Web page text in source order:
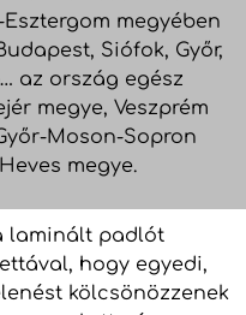
megyében
Siófok, Győr,
az ország egész
megye, Veszprém
Moson-Sopron
megye.
laminált padlót
hogy egyedi,
kölcsönözzenek